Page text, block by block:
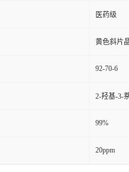
医药级
黄色斜片
92-70-6
2-羟基-3-
99%
20ppm